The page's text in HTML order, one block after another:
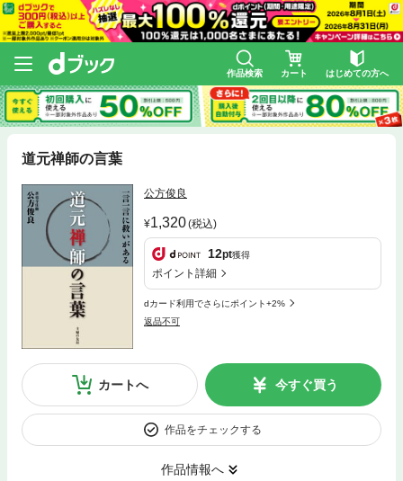
作品検索 カート はじめての方へ
道元禅師の言葉
公方俊良
1,320(税込)
12pt獲得
ポイント詳細
dカード利用でさらにポイント+2%
返品不可
カートへ 今すぐ買う
作品をチェックする
作品情報へ